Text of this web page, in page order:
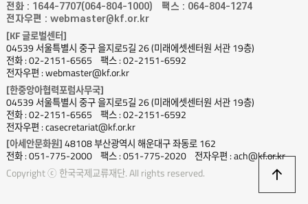
전화 : 1644-7707(064-804-1000)
팩스 : 064-804-1274
전자우편 : webmaster@kf.or.kr
[KF 글로벌센터]
04539 서울특별시 중구 을지로5길 26 (미래에셋센터원 서관 19층)
전화 : 02-2151-6565
팩스 : 02-2151-6592
전자우편 : webmaster@kf.or.kr
[한중앙아협력포럼사무국]
04539 서울특별시 중구 을지로5길 26 (미래에셋센터원 서관 19층)
전화 : 02-2151-6565
팩스 : 02-2151-6592
전자우편 : casecretariat@kf.or.kr
[아세안문화원] 48108 부산광역시 해운대구 좌동로 162
전화 : 051-775-2000
팩스 : 051-775-2020
전자우편 : ach@kf.or.kr
Copyright ⓒ 한국국제교류재단. All rights reserved.